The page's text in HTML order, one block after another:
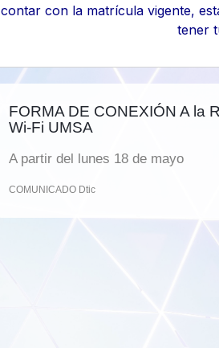
contar con la matrícula vigente,
tener